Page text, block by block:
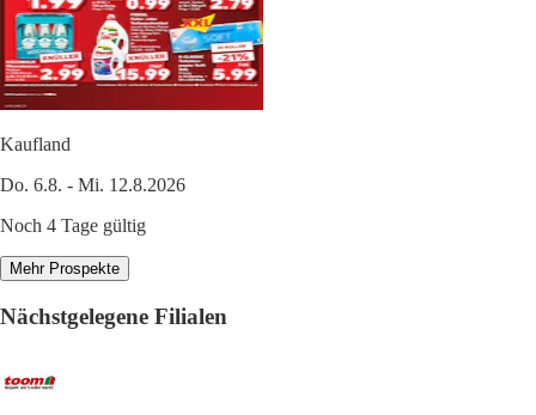
Kaufland
Do. 6.8. - Mi. 12.8.2026
Noch 4 Tage gültig
Mehr Prospekte
Nächstgelegene Filialen